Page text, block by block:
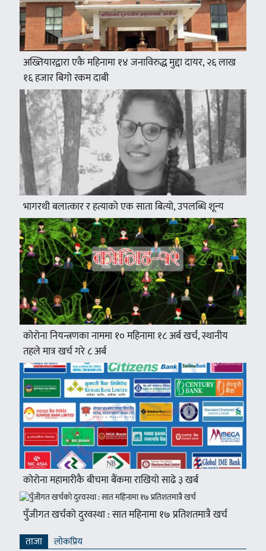
अख्तियारद्वारा एकै महिनामा १४ जनाविरुद्ध मुद्दा दायर, २६ लाख
१६ हजार बिगो रकम दाबी
भागरथी बलात्कार र हत्याको एक साता बित्यो, उपलब्धि शून्य
कोरोना नियन्त्रणका नाममा १० महिनामा १८ अर्ब खर्च, स्थानीय
तहले मात्र खर्च गरे ८ अर्ब
कोरोना महामारीकै बीचमा बैंकमा राखियो साढे ३ खर्ब
पुँजीगत खर्चको दुरवस्था : सात महिनामा १७ प्रतिशतमात्रै खर्च
ताजा लाेकप्रिय